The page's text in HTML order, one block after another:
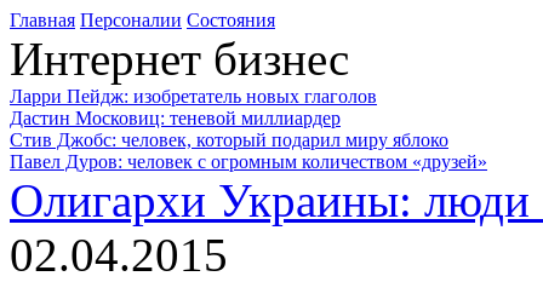
Главная Персоналии Состояния
Интернет бизнес
Ларри Пейдж: изобретатель новых глаголов
Дастин Московиц: теневой миллиардер
Стив Джобс: человек, который подарил миру яблоко
Павел Дуров: человек с огромным количеством «друзей»
Олигархи Украины: люди
02.04.2015